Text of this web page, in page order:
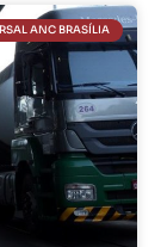
ANC BRASÍLIA